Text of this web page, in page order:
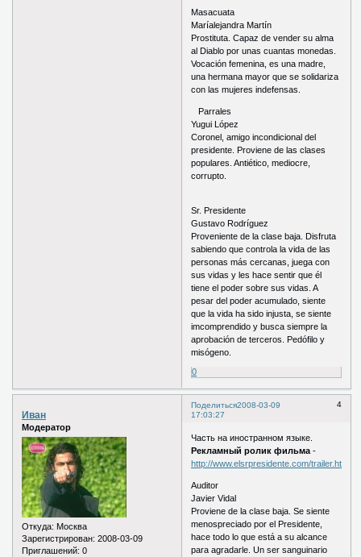
Masacuata
Maríalejandra Martín
Prostituta. Capaz de vender su alma
al Diablo por unas cuantas monedas.
Vocación femenina, es una madre,
una hermana mayor que se solidariza
con las mujeres indefensas.
Parrales
Yugui López
Coronel, amigo incondicional del
presidente. Proviene de las clases
populares. Antiético, mediocre,
corrupto.
Sr. Presidente
Gustavo Rodríguez
Proveniente de la clase baja. Disfruta
sabiendo que controla la vida de las
personas más cercanas, juega con
sus vidas y les hace sentir que él
tiene el poder sobre sus vidas. A
pesar del poder acumulado, siente
que la vida ha sido injusta, se siente
imcomprendido y busca siempre la
aprobación de terceros. Pedófilo y
misógeno.
0
Поделиться 4
2008-03-09
17:03:27
Иван
Модератор
Откуда: Москва
Зарегистрирован: 2008-03-09
Приглашений: 0
Часть на иностранном языке.
Рекламный ролик фильма -
http://www.elsrpresidente.com/trailer.html
Auditor
Javier Vidal
Proviene de la clase baja. Se siente
menospreciado por el Presidente,
hace todo lo que está a su alcance
para agradarle. Un ser sanguinario